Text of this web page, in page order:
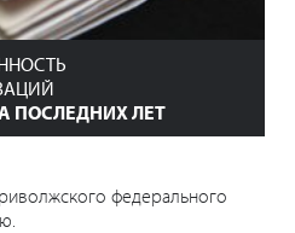
ПОСЛЕДНИХ ЛЕТ
федерального